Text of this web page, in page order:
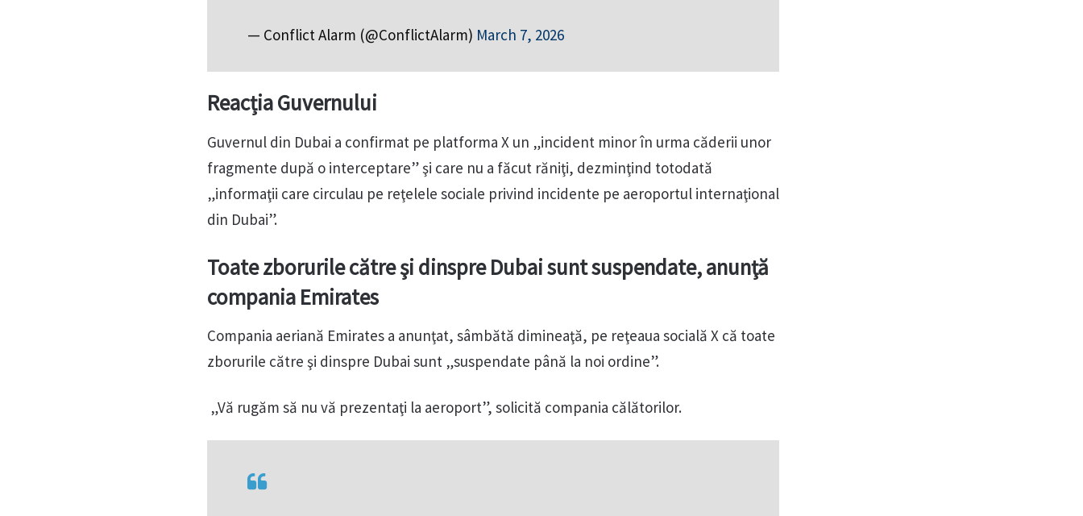
— Conflict Alarm (@ConflictAlarm) March 7, 2026
Reacția Guvernului
Guvernul din Dubai a confirmat pe platforma X un „incident minor în urma căderii unor
fragmente după o interceptare” şi care nu a făcut răniţi, dezminţind totodată
„informaţii care circulau pe reţelele sociale privind incidente pe aeroportul internaţional
din Dubai”.
Toate zborurile către şi dinspre Dubai sunt suspendate, anunţă
compania Emirates
Compania aeriană Emirates a anunţat, sâmbătă dimineaţă, pe reţeaua socială X că toate
zborurile către şi dinspre Dubai sunt „suspendate până la noi ordine”.
„Vă rugăm să nu vă prezentaţi la aeroport”, solicită compania călătorilor.